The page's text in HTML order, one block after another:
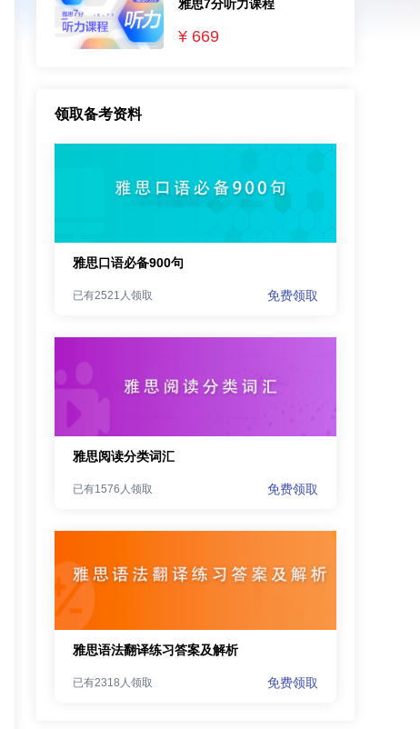
雅思7分听力课程
¥ 669
领取备考资料
雅思口语必备900句
已有2521人领取 免费领取
雅思阅读分类词汇
已有1576人领取 免费领取
雅思语法翻译练习答案及解析
已有2318人领取 免费领取